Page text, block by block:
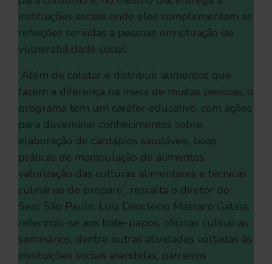
instituições sociais onde eles complementam as
refeições servidas a pessoas em situação de
vulnerabilidade social.
“Além de coletar e distribuir alimentos que
fazem a diferença na mesa de muitas pessoas, o
programa tem um caráter educativo, com ações
para disseminar conhecimentos sobre
elaboração de cardápios saudáveis, boas
práticas de manipulação de alimentos,
valorização das culturas alimentares e técnicas
culinárias de preparo”, ressalta o diretor do
Sesc São Paulo, Luiz Deoclecio Massaro Galina,
referindo-se aos bate-papos, oficinas culinárias,
seminários, dentre outras atividades voltadas às
instituições sociais atendidas, parceiros